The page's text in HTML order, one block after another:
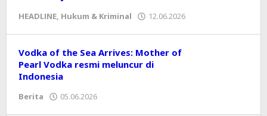
HEADLINE, Hukum & Kriminal 12.06.2026
Vodka of the Sea Arrives: Mother of
Pearl Vodka resmi meluncur di
Indonesia
Berita 05.06.2026